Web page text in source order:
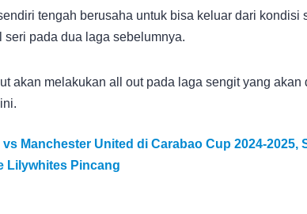
tengah berusaha untuk bisa keluar dari kondisi
pada dua laga sebelumnya.
akan melakukan all out pada laga sengit yang akan
Manchester United di Carabao Cup 2024-2025,
Lilywhites Pincang